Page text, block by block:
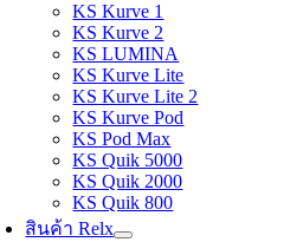
KS Kurve 1
KS Kurve 2
KS LUMINA
KS Kurve Lite
KS Kurve Lite 2
KS Kurve Pod
KS Pod Max
KS Quik 5000
KS Quik 2000
KS Quik 800
สินค้า Relx